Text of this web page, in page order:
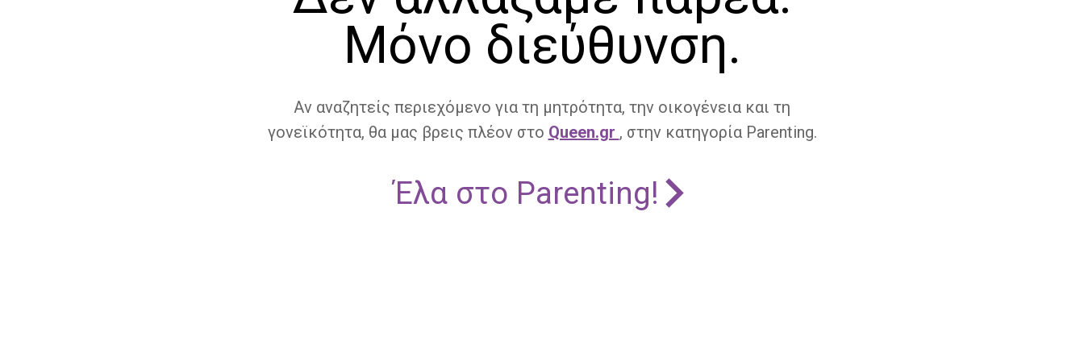
Μόνο διεύθυνση.
Αν αναζητείς περιεχόμενο για τη μητρότητα, την οικογένεια και τη
γονεϊκότητα, θα μας βρεις πλέον στο Queen.gr , στην κατηγορία Parenting.
Έλα στο Parenting!